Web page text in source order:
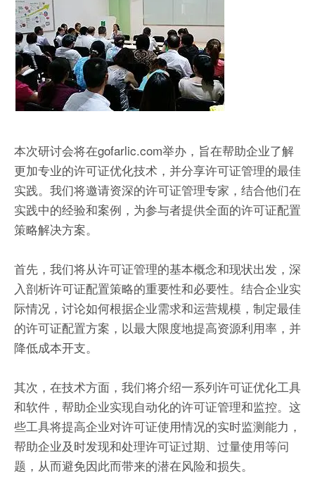
本次研讨会将在gofarlic.com举办，旨在帮助企业了解
更加专业的许可证优化技术，并分享许可证管理的最佳
实践。我们将邀请资深的许可证管理专家，结合他们在
实践中的经验和案例，为参与者提供全面的许可证配置
策略解决方案。
首先，我们将从许可证管理的基本概念和现状出发，深
入剖析许可证配置策略的重要性和必要性。结合企业实
际情况，讨论如何根据企业需求和运营规模，制定最佳
的许可证配置方案，以最大限度地提高资源利用率，并
降低成本开支。
其次，在技术方面，我们将介绍一系列许可证优化工具
和软件，帮助企业实现自动化的许可证管理和监控。这
些工具将提高企业对许可证使用情况的实时监测能力，
帮助企业及时发现和处理许可证过期、过量使用等问
题，从而避免因此而带来的潜在风险和损失。